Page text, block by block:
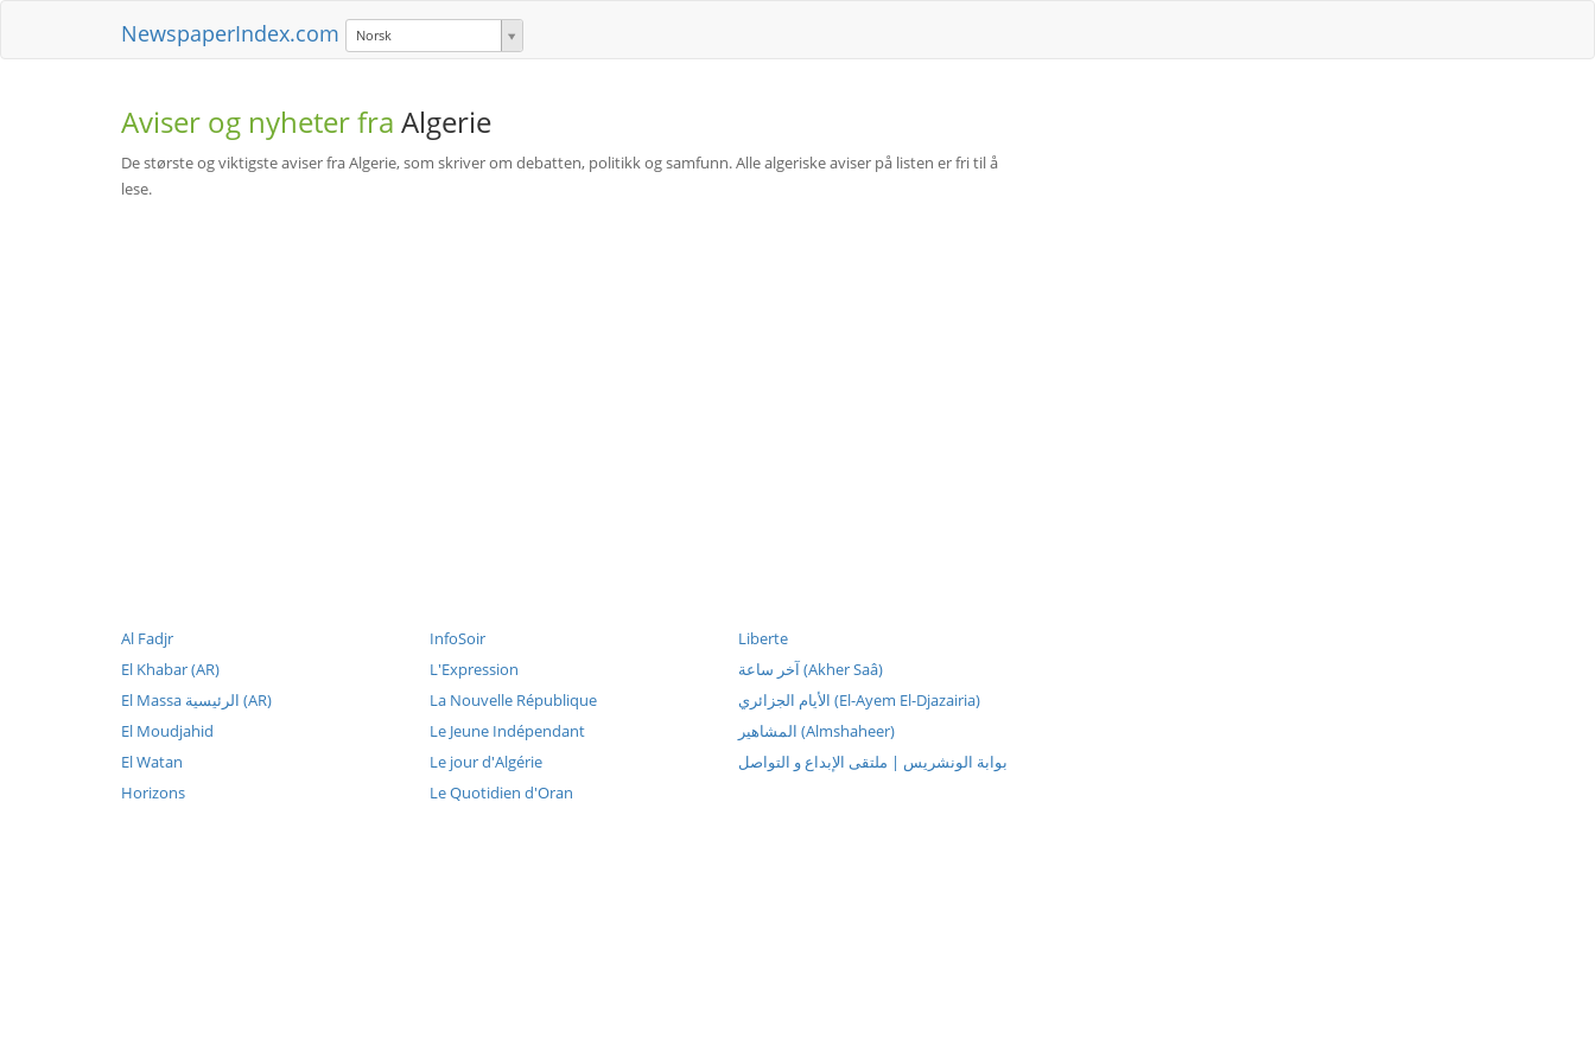
NewspaperIndex.com Norsk
Aviser og nyheter fra Algerie
De største og viktigste aviser fra Algerie, som skriver om debatten, politikk og samfunn. Alle algeriske aviser på listen er fri til å
lese.
Al Fadjr
El Khabar (AR)
El Massa الرئيسية (AR)
El Moudjahid
El Watan
Horizons
InfoSoir
L'Expression
La Nouvelle République
Le Jeune Indépendant
Le jour d'Algérie
Le Quotidien d'Oran
Liberte
آخر ساعة (Akher Saâ)
الأيام الجزائري (El-Ayem El-Djazairia)
المشاهير (Almshaheer)
بوابة الونشريس | ملتقى الإبداع و التواصل